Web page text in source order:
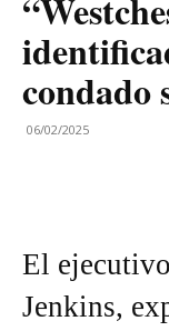
condado
06/02/2025
El
Jenkins,